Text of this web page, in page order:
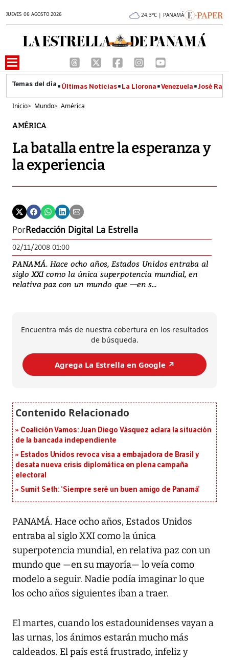
JUEVES 06 AGOSTO 2026 24.3°C | PANAMÁ
Últimas Noticias La Llorona Venezuela José
Inicio> Mundo> América
AMÉRICA
La batalla entre la esperanza y
la experiencia
PorRedacción Digital La Estrella
02/11/2008 01:00
PANAMÁ. Hace ocho años, Estados Unidos entraba al
siglo XXI como la única superpotencia mundial, en
relativa paz con un mundo que —en s...
Encuentra más de nuestra cobertura en los resultados
de búsqueda.
Agrega La Estrella en Google ↗️
Coalición Vamos: Juan Diego Vásquez aclara la situación
de la bancada independiente
Estados Unidos revoca visa a embajadora de Brasil y
desata nueva crisis diplomática en plena campaña
electoral
Sumit Seth: ‘Siempre seré un buen amigo de Panamá’
PANAMÁ. Hace ocho años, Estados Unidos
entraba al siglo XXI como la única
superpotencia mundial, en relativa paz con un
mundo que —en su mayoría— lo veía como
modelo a seguir. Nadie podía imaginar lo que
los ocho años siguientes iban a traer.
El martes, cuando los estadounidenses vayan a
las urnas, los ánimos estarán mucho más
caldeados. El país está frustrado, infeliz y